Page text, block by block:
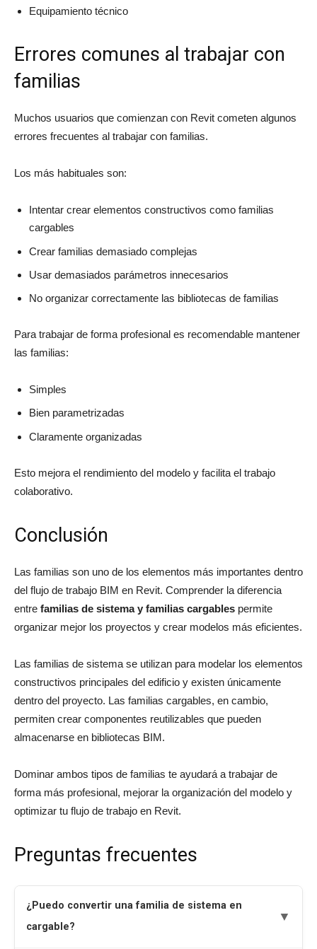
Equipamiento técnico
Errores comunes al trabajar con
familias
Muchos usuarios que comienzan con Revit cometen algunos
errores frecuentes al trabajar con familias.
Los más habituales son:
Intentar crear elementos constructivos como familias
cargables
Crear familias demasiado complejas
Usar demasiados parámetros innecesarios
No organizar correctamente las bibliotecas de familias
Para trabajar de forma profesional es recomendable mantener
las familias:
Simples
Bien parametrizadas
Claramente organizadas
Esto mejora el rendimiento del modelo y facilita el trabajo
colaborativo.
Conclusión
Las familias son uno de los elementos más importantes dentro
del flujo de trabajo BIM en Revit. Comprender la diferencia
entre familias de sistema y familias cargables permite
organizar mejor los proyectos y crear modelos más eficientes.
Las familias de sistema se utilizan para modelar los elementos
constructivos principales del edificio y existen únicamente
dentro del proyecto. Las familias cargables, en cambio,
permiten crear componentes reutilizables que pueden
almacenarse en bibliotecas BIM.
Dominar ambos tipos de familias te ayudará a trabajar de
forma más profesional, mejorar la organización del modelo y
optimizar tu flujo de trabajo en Revit.
Preguntas frecuentes
¿Puedo convertir una familia de sistema en
cargable?
▼